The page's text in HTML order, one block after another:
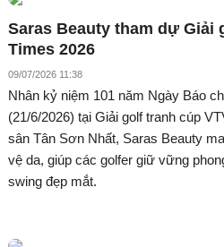
Saras Beauty tham dự Giải
Times 2026
09/07/2026 11:38
Nhân kỷ niệm 101 năm Ngày Báo
(21/6/2026) tại Giải golf tranh cúp
sân Tân Sơn Nhất, Saras Beauty
vệ da, giúp các golfer giữ vững
swing đẹp mắt.